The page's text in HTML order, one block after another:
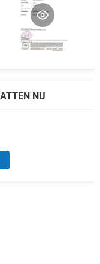
NU